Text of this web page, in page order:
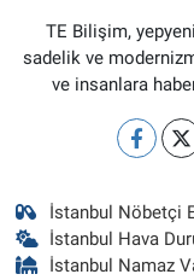
TE Bilişim,
sadelik ve
ve insanlara
İstanbul Nöbetçi
İstanbul Hava
İstanbul Namaz